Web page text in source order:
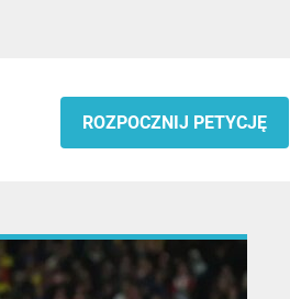
ROZPOCZNIJ PETYCJĘ